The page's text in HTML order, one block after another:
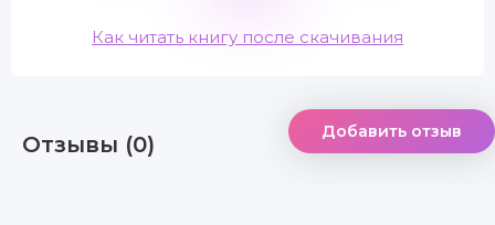
Как читать книгу после скачивания
Отзывы (0) Добавить отзыв